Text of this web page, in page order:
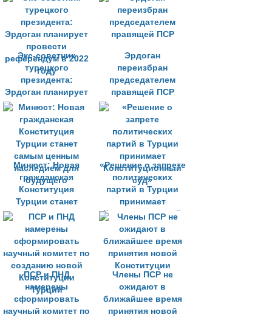
Конституции
Экс-советник
турецкого
президента:
Эрдоган планирует
провести
референдум в 2022
году
Эрдоган
переизбран
председателем
правящей ПСР
Минюст: Новая
гражданская
Конституция
Турции станет
самым ценным
наследием для
будущего
«Решение о запрете
политических
партий в Турции
принимает
Конституционный
суд»
ПСР и ПНД
намерены
сформировать
научный комитет по
Члены ПСР не
ожидают в
ближайшее время
принятия новой